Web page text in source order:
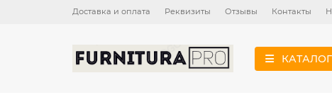
Доставка и оплата Реквизиты Отзывы Контакты
КАТАЛОГ